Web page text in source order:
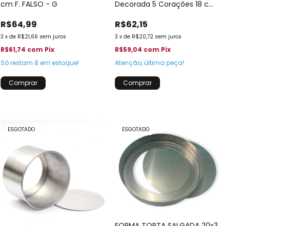
cm F. FALSO - G
R$64,99
3 xde R$21,66 sem juros
R$61,74 com Pix
Só restam 8 em estoque!
Decorada 5 Corações 18 cm
R$62,15
3 x de R$20,72 sem juros
R$59,04 com Pix
Atenção, última peça!
ESGOTADO ESGOTADO